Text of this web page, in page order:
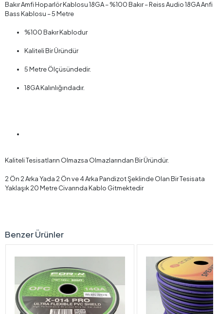
Bakır Amfi Hoparlör Kablosu 18GA – %100 Bakır – Reiss Audio 18GA Anfi
Bass Kablosu – 5 Metre
%100 Bakır Kablodur
Kaliteli Bir Üründür
5 Metre Ölçüsündedir.
18GA Kalınlığındadır.
Kaliteli Tesisatların Olmazsa Olmazlarından Bir Üründür.
2 Ön 2 Arka Yada 2 Ön ve 4 Arka Pandizot Şeklinde Olan Bir Tesisata
Yaklaşık 20 Metre Civarında Kablo Gitmektedir
Benzer Ürünler